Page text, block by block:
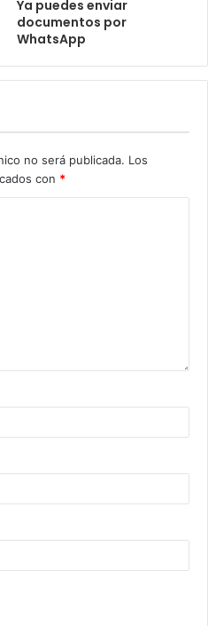
Ya puedes enviar
documentos por
WhatsApp
no será publicada. Los
con *